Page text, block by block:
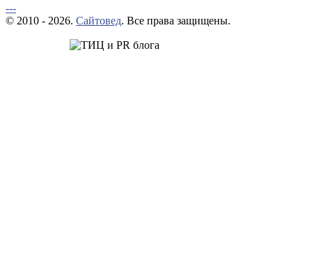
---
© 2010 - 2026. Сайтовед. Все права защищены.